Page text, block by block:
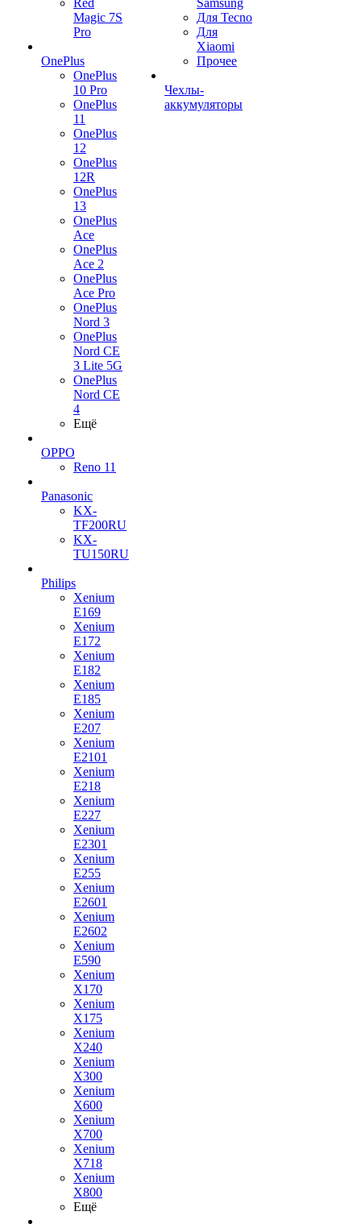
Red
Magic 7S
Pro
OnePlus
OnePlus
10 Pro
OnePlus
11
OnePlus
12
OnePlus
12R
OnePlus
13
OnePlus
Ace
OnePlus
Ace 2
OnePlus
Ace Pro
OnePlus
Nord 3
OnePlus
Nord CE
3 Lite 5G
OnePlus
Nord CE
4
Ещё
OPPO
Reno 11
Panasonic
KX-
TF200RU
KX-
TU150RU
Philips
Xenium
E169
Xenium
E172
Xenium
E182
Xenium
E185
Xenium
E207
Xenium
E2101
Xenium
E218
Xenium
E227
Xenium
E2301
Xenium
E255
Xenium
E2601
Xenium
E2602
Xenium
E590
Xenium
X170
Xenium
X175
Xenium
X240
Xenium
X300
Xenium
X600
Xenium
X700
Xenium
X718
Xenium
X800
Ещё
Samsung
Для Tecno
Для
Xiaomi
Прочее
Чехлы-
аккумуляторы